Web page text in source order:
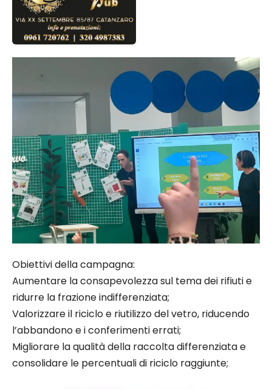
Obiettivi della campagna:
Aumentare la consapevolezza sul tema dei rifiuti e
ridurre la frazione indifferenziata;
Valorizzare il riciclo e riutilizzo del vetro, riducendo
l’abbandono e i conferimenti errati;
Migliorare la qualità della raccolta differenziata e
consolidare le percentuali di riciclo raggiunte;